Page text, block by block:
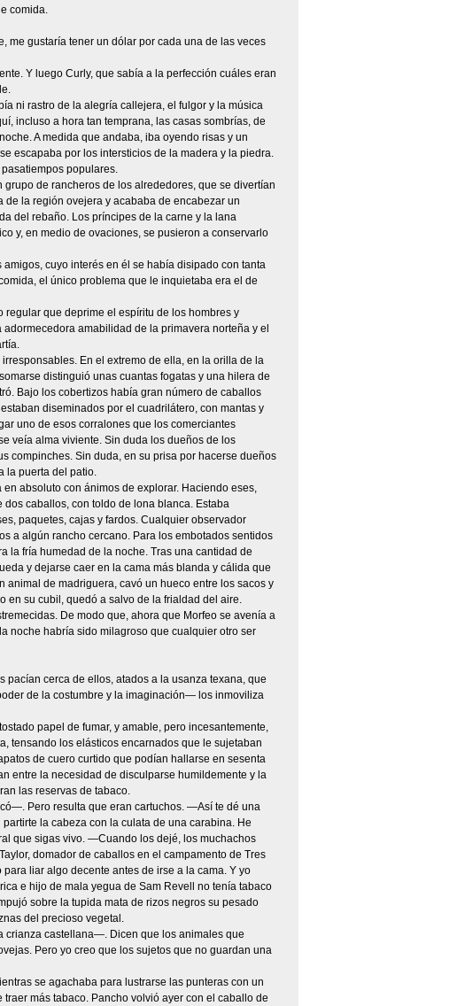
comida.
gustaría tener un dólar por cada una de las veces
Y luego Curly, que sabía a la perfección cuáles eran
ni rastro de la alegría callejera, el fulgor y la música
incluso a hora tan temprana, las casas sombrías, de
A medida que andaba, iba oyendo risas y un
escapaba por los intersticios de la madera y la piedra.
populares.
de rancheros de los alrededores, que se divertían
la región ovejera y acababa de encabezar un
del rebaño. Los príncipes de la carne y la lana
y, en medio de ovaciones, se pusieron a conservarlo
cuyo interés en él se había disipado con tanta
el único problema que le inquietaba era el de
que deprime el espíritu de los hombres y
amabilidad de la primavera norteña y el
En el extremo de ella, en la orilla de la
distinguió unas cuantas fogatas y una hilera de
Bajo los cobertizos había gran número de caballos
diseminados por el cuadrilátero, con mantas y
uno de esos corralones que los comerciantes
veía alma viviente. Sin duda los dueños de los
compinches. Sin duda, en su prisa por hacerse dueños
la puerta del patio.
absoluto con ánimos de explorar. Haciendo eses,
caballos, con toldo de lona blanca. Estaba
paquetes, cajas y fardos. Cualquier observador
a algún rancho cercano. Para los embotados sentidos
la fría humedad de la noche. Tras una cantidad de
y dejarse caer en la cama más blanda y cálida que
de madriguera, cavó un hueco entre los sacos y
en su cubil, quedó a salvo de la frialdad del aire.
De modo que, ahora que Morfeo se avenía a
noche habría sido milagroso que cualquier otro ser
cerca de ellos, atados a la usanza texana, que
de la costumbre y la imaginación— los inmoviliza
papel de fumar, y amable, pero incesantemente,
tensando los elásticos encarnados que le sujetaban
de cuero curtido que podían hallarse en sesenta
entre la necesidad de disculparse humildemente y la
las reservas de tabaco.
Pero resulta que eran cartuchos. —Así te dé una
la cabeza con la culata de una carabina. He
que sigas vivo. —Cuando los dejé, los muchachos
domador de caballos en el campamento de Tres
liar algo decente antes de irse a la cama. Y yo
e hijo de mala yegua de Sam Revell no tenía tabaco
sobre la tupida mata de rizos negros su pesado
del precioso vegetal.
castellana—. Dicen que los animales que
Pero yo creo que los sujetos que no guardan una
se agachaba para lustrarse las punteras con un
más tabaco. Pancho volvió ayer con el caballo de